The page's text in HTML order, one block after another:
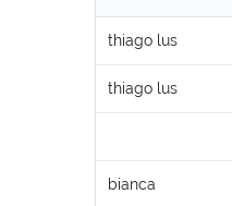
thiago lus
thiago lus
bianca